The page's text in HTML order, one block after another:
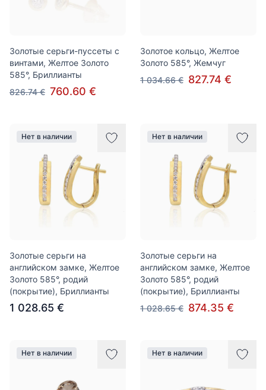
Золотые серьги-пуссеты с
винтами, Желтое Золото
585°, Бриллианты
826.74 € 760.60 €
Золотое кольцо, Желтое
Золото 585°, Жемчуг
1 034.66 € 827.74 €
Нет в наличии
Золотые серьги на
английском замке, Желтое
Золото 585°, родий
(покрытие), Бриллианты
1 028.65 €
Нет в наличии
Золотые серьги на
английском замке, Желтое
Золото 585°, родий
(покрытие), Бриллианты
1 028.65 € 874.35 €
Нет в наличии Нет в наличии